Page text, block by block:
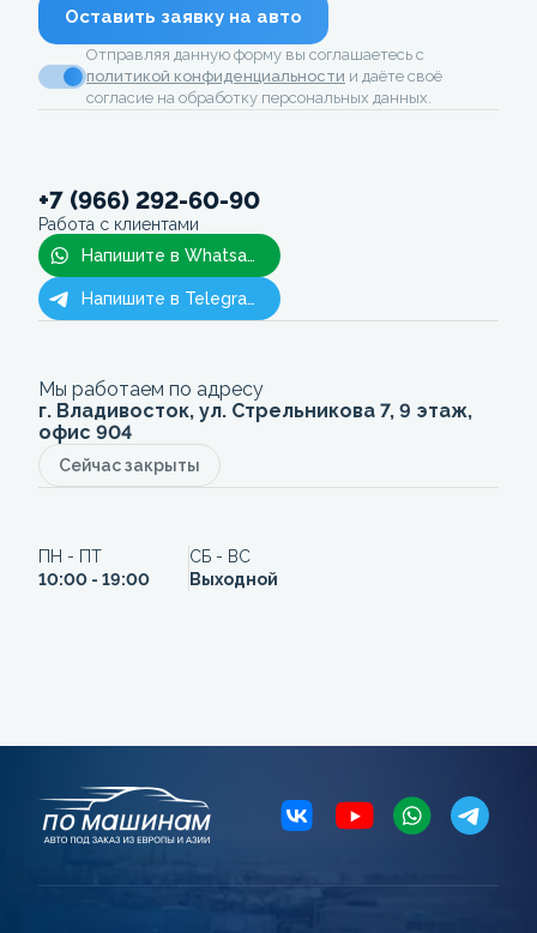
Оставить заявку на авто
Отправляя данную форму вы соглашаетесь с
политикой конфиденциальности и даёте своё
согласие на обработку персональных данных.
+7 (966) 292-60-90
Работа с клиентами
Напишите в Whatsapp
Напишите в Telegram
Мы работаем по адресу
г. Владивосток, ул. Стрельникова 7, 9 этаж,
офис 904
Сейчас закрыты
ПН - ПТ
10:00 - 19:00
СБ - ВС
Выходной